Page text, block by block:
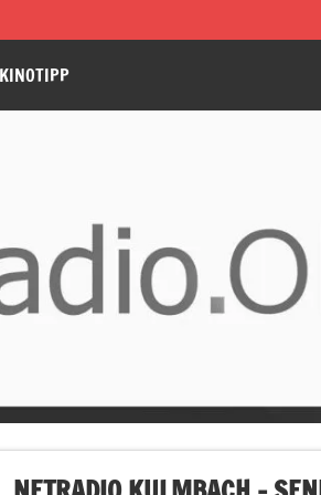
KINOTIPP